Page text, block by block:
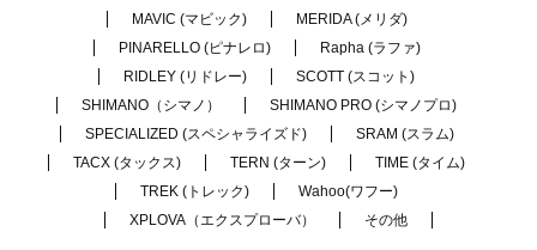
MAVIC (マビック)
MERIDA (メリダ)
PINARELLO (ピナレロ)
Rapha (ラファ)
RIDLEY (リドレー)
SCOTT (スコット)
SHIMANO（シマノ）
SHIMANO PRO (シマノプロ)
SPECIALIZED (スペシャライズド)
SRAM (スラム)
TACX (タックス)
TERN (ターン)
TIME (タイム)
TREK (トレック)
Wahoo(ワフー)
XPLOVA（エクスプローバ）
その他